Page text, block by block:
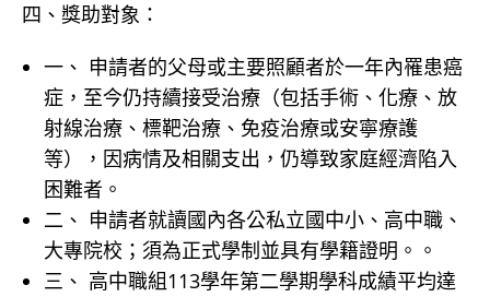
四、獎助對象：
一、 申請者的父母或主要照顧者於一年內罹患癌
症，至今仍持續接受治療（包括手術、化療、放
射線治療、標靶治療、免疫治療或安寧療護
等），因病情及相關支出，仍導致家庭經濟陷入
困難者。
二、 申請者就讀國內各公私立國中小、高中職、
大專院校；須為正式學制並具有學籍證明。。
三、 高中職組113學年第二學期學科成績平均達